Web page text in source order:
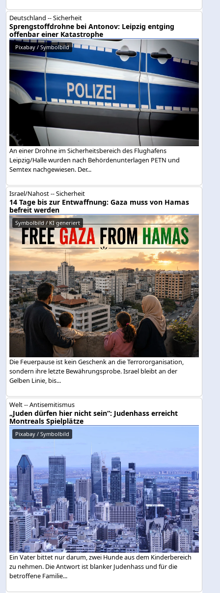
Deutschland -- Sicherheit
Sprengstoffdrohne bei Antonov: Leipzig entging
offenbar einer Katastrophe
Pixabay / Symbolbild
An einer Drohne im Sicherheitsbereich des Flughafens
Leipzig/Halle wurden nach Behördenunterlagen PETN und
Semtex nachgewiesen. Der...
Israel/Nahost -- Sicherheit
14 Tage bis zur Entwaffnung: Gaza muss von Hamas
befreit werden
Symbolbild / KI generiert
Die Feuerpause ist kein Geschenk an die Terrororganisation,
sondern ihre letzte Bewährungsprobe. Israel bleibt an der
Gelben Linie, bis...
Welt -- Antisemitismus
„Juden dürfen hier nicht sein“: Judenhass erreicht
Montreals Spielplätze
Pixabay / Symbolbild
Ein Vater bittet nur darum, zwei Hunde aus dem Kinderbereich
zu nehmen. Die Antwort ist blanker Judenhass und für die
betroffene Familie...